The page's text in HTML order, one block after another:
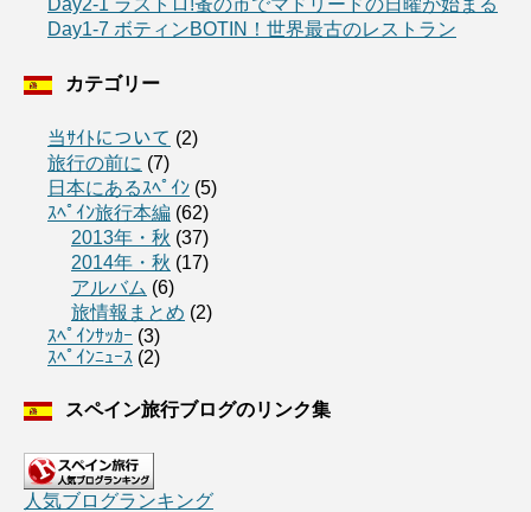
Day2-1 ラストロ!蚤の市でマドリードの日曜が始まる
Day1-7 ボティンBOTIN！世界最古のレストラン
カテゴリー
当ｻｲﾄについて (2)
旅行の前に (7)
日本にあるｽﾍﾟｲﾝ (5)
ｽﾍﾟｲﾝ旅行本編 (62)
2013年・秋 (37)
2014年・秋 (17)
アルバム (6)
旅情報まとめ (2)
ｽﾍﾟｲﾝｻｯｶｰ (3)
ｽﾍﾟｲﾝﾆｭｰｽ (2)
スペイン旅行ブログのリンク集
人気ブログランキング